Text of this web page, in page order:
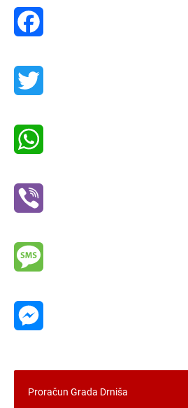
Proračun Grada Drniša